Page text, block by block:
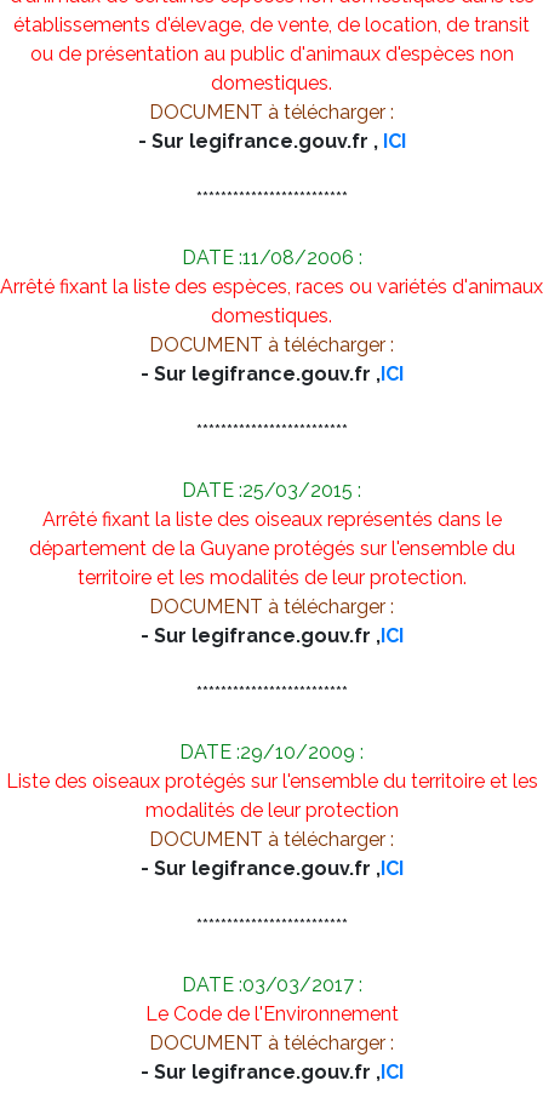
établissements d'élevage, de vente, de location, de transit
ou de présentation au public d'animaux d'espèces non
domestiques.
DOCUMENT à télécharger :
- Sur legifrance.gouv.fr , ICI
*************************
DATE :11/08/2006 :
Arrêté fixant la liste des espèces, races ou variétés d'animaux
domestiques.
DOCUMENT à télécharger :
- Sur legifrance.gouv.fr ,ICI
*************************
DATE :25/03/2015 :
Arrêté fixant la liste des oiseaux représentés dans le
département de la Guyane protégés sur l'ensemble du
territoire et les modalités de leur protection.
DOCUMENT à télécharger :
- Sur legifrance.gouv.fr ,ICI
*************************
DATE :29/10/2009 :
Liste des oiseaux protégés sur l'ensemble du territoire et les
modalités de leur protection
DOCUMENT à télécharger :
- Sur legifrance.gouv.fr ,ICI
*************************
DATE :03/03/2017 :
Le Code de l'Environnement
DOCUMENT à télécharger :
- Sur legifrance.gouv.fr ,ICI